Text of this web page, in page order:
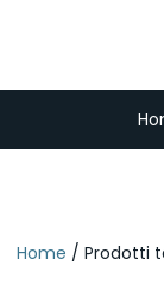
Home / Prodotti